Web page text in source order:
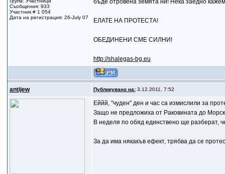
Съобщения: 933
Участник # 1 054
Дата на регистрация: 26-July 07
бъде отровена земята ни! Нека заедно
ЕЛАТЕ НА ПРОТЕСТА!
ОБЕДИНЕНИ СМЕ СИЛНИ!
http://shalegas-bg.eu
antijew Публикувано на:3.12.2011, 7:52
Еййй, "чуден" ден и час са измислили за
Защо не предложиха от Раковината до
В неделя по обяд единствено ще разберат,
За да има някакъв ефект, трябва да се